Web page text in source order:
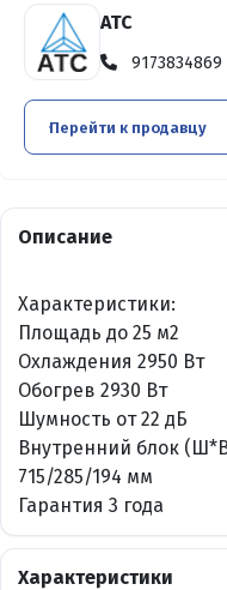
АТС
9173834869
Перейти к продавцу
Описание
Характеристики:
Площадь до 25 м2
Охлаждения 2950 Вт
Обогрев 2930 Вт
Шумность от 22 дБ
Внутренний блок
715/285/194 мм
Гарантия 3 года
Характеристики